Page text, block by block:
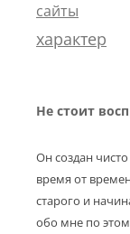
сайты
характер
Не стоит
Он создан
время от
старого и
обо мне по